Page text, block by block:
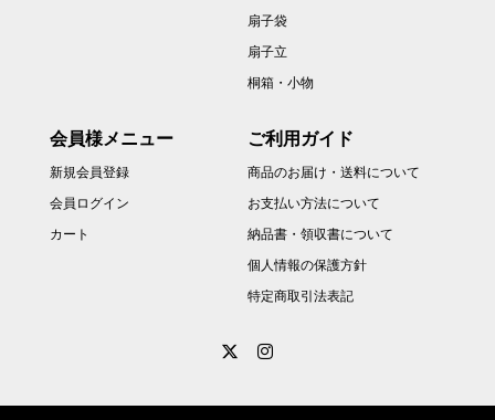
扇子袋
扇子立
桐箱・小物
会員様メニュー
新規会員登録
会員ログイン
カート
ご利用ガイド
商品のお届け・送料について
お支払い方法について
納品書・領収書について
個人情報の保護方針
特定商取引法表記